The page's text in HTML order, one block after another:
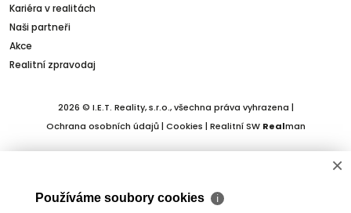
Kariéra v realitách
Naši partneři
Akce
Realitní zpravodaj
2026 © I.E.T. Reality, s.r.o., všechna práva vyhrazena |
Ochrana osobních údajů| Cookies | Realitní SW Realman
×
Používáme soubory cookies ℹ